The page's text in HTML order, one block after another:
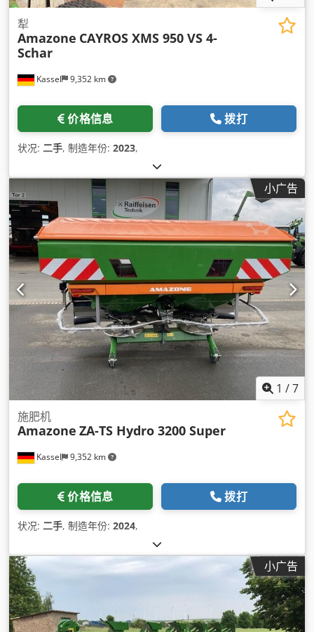
Kassel 9,352 km
犁
Amazone CAYROS XMS 950 VS 4-
Schar
价格信息 拨打
状况: 二手, 制造年份: 2023,
小广告
1 /7
Kassel 9,352 km
施肥机
Amazone ZA-TS Hydro 3200 Super
价格信息 拨打
状况: 二手, 制造年份: 2024,
小广告